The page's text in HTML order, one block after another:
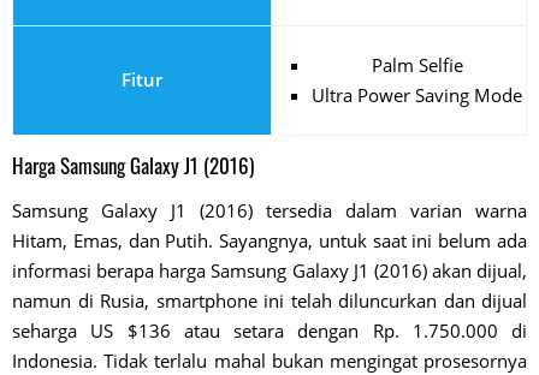
Fitur
Palm Selfie
Ultra Power Saving Mode
Harga Samsung Galaxy J1 (2016)
Samsung Galaxy J1 (2016) tersedia dalam varian warna
Hitam, Emas, dan Putih. Sayangnya, untuk saat ini belum ada
informasi berapa harga Samsung Galaxy J1 (2016) akan dijual,
namun di Rusia, smartphone ini telah diluncurkan dan dijual
seharga US $136 atau setara dengan Rp. 1.750.000 di
Indonesia. Tidak terlalu mahal bukan mengingat prosesornya